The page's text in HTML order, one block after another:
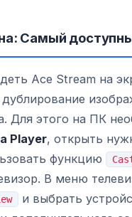
Самый
Ace Stream на
Для этого на ПК
Player, открыть
функцию
В меню
и выбрать